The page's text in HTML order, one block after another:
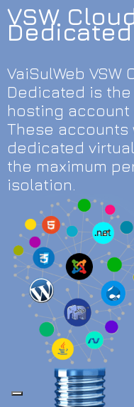
VSW
Dedicated
VaiSulWeb VSW
Dedicated is
hosting account
These accounts
dedicated
the maximum
isolation.